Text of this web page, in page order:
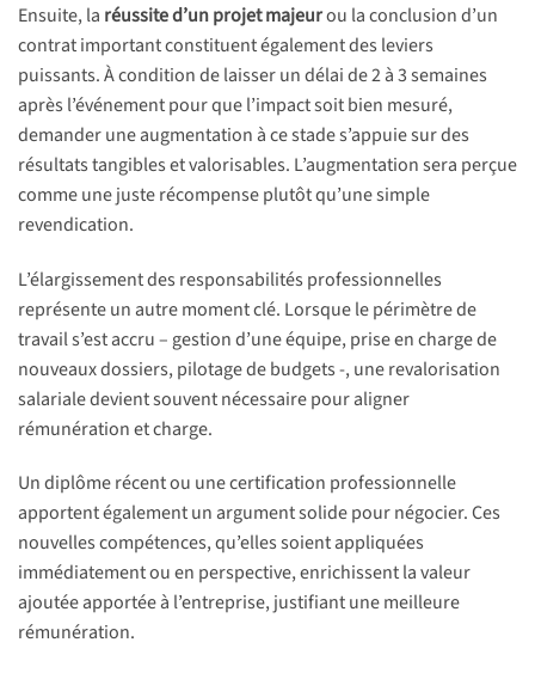
Ensuite, la réussite d’un projet majeurou la conclusion d’un
contrat important constituent également des leviers
puissants. À condition de laisser un délai de 2 à 3 semaines
après l’événement pour que l’impact soit bien mesuré,
demander une augmentation à ce stade s’appuie sur des
résultats tangibles et valorisables. L’augmentation sera perçue
comme une juste récompense plutôt qu’une simple
revendication.
L’élargissement des responsabilités professionnelles
représente un autre moment clé. Lorsque le périmètre de
travail s’est accru – gestion d’une équipe, prise en charge de
nouveaux dossiers, pilotage de budgets -, une revalorisation
salariale devient souvent nécessaire pour aligner
rémunération et charge.
Un diplôme récent ou une certification professionnelle
apportent également un argument solide pour négocier. Ces
nouvelles compétences, qu’elles soient appliquées
immédiatement ou en perspective, enrichissent la valeur
ajoutée apportée à l’entreprise, justifiant une meilleure
rémunération.